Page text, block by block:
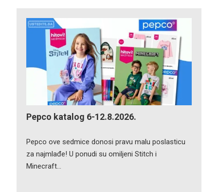
Pepco katalog 6-12.8.2026.
Pepco ove sedmice donosi pravu malu poslasticu
za najmlađe! U ponudi su omiljeni Stitch i
Minecraft…